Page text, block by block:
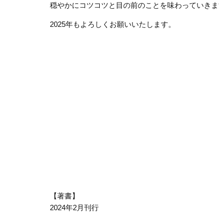
穏やかにコツコツと目の前のことを味わっていき
2025年もよろしくお願いいたします。
【著書】
2024年2月刊行